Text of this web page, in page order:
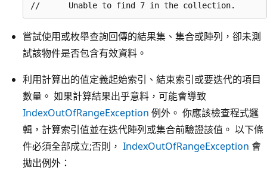
嘗試使用或枚舉查詢回傳的結果集、集合或陣列，卻未測
試該物件是否包含有效資料。
利用計算出的值定義起始索引、結束索引或要迭代的項目
數量。 如果計算結果出乎意料，可能會導致
IndexOutOfRangeException 例外。 你應該檢查程式邏
輯，計算索引值並在迭代陣列或集合前驗證該值。 以下條
件必須全部成立;否則， IndexOutOfRangeException 會
拋出例外：